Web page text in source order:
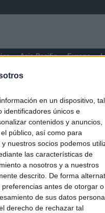
en un dispositivo,
identificadores únicos e
contenidos y anuncios,
público, así como para
nuestros socios podemos
las características de
a nosotros y a nuestros
descrito. De forma
antes de otorgar o
de sus datos
derecho de rechazar tal
Asia-Pacific Europe